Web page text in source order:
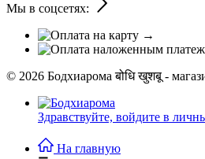
Мы в соцсетях:
© 2026 Бодхиарома बोधि खुशबू -
Здравствуйте, войдите в
На главную